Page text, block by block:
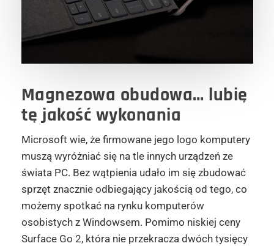
Magnezowa obudowa… lubię
tę jakość wykonania
Microsoft wie, że firmowane jego logo komputery
muszą wyróżniać się na tle innych urządzeń ze
świata PC. Bez wątpienia udało im się zbudować
sprzęt znacznie odbiegający jakością od tego, co
możemy spotkać na rynku komputerów
osobistych z Windowsem. Pomimo niskiej ceny
Surface Go 2, która nie przekracza dwóch tysięcy